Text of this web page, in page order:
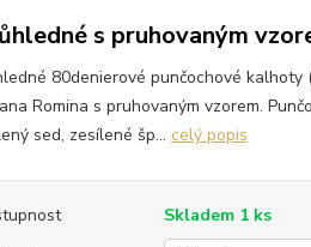
s pruhovaným
80denierové punčochové kalhoty
Romina s pruhovaným vzorem.
sed, zesílené šp... celý popis
Skladem 1 ks